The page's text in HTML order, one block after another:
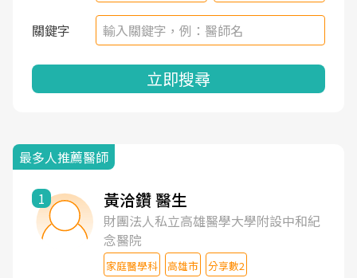
關鍵字
立即搜尋
最多人推薦醫師
1 黃洽鑽 醫生
財團法人私立高雄醫學大學附設中和紀
念醫院
家庭醫學科 高雄市 分享數2